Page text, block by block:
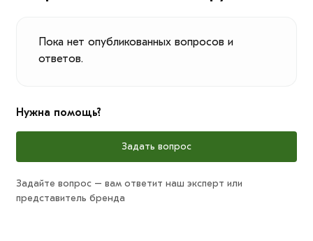
Пока нет опубликованных вопросов и
ответов.
Нужна помощь?
Задать вопрос
Задайте вопрос – вам ответит наш эксперт или
представитель бренда